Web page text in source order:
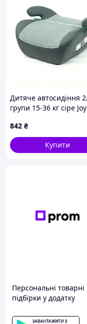
Дитяче автосидіння
групи 15-36 кг сіре Joy
842 ₴
Купити
Персональні товарні
підбірки у додатку